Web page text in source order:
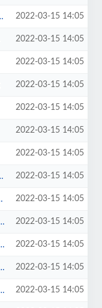
2022-03-15 14:05
2022-03-15 14:05
2022-03-15 14:05
2022-03-15 14:05
2022-03-15 14:05
2022-03-15 14:05
2022-03-15 14:05
2022-03-15 14:05
2022-03-15 14:05
2022-03-15 14:05
2022-03-15 14:05
2022-03-15 14:05
2022-03-15 14:05